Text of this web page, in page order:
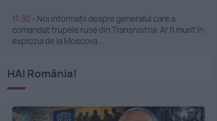
11:30 - Noi informații despre generalul care a
comandat trupele ruse din Transnistria. Ar fi murit în
explozia de la Moscova ...
HAI România!